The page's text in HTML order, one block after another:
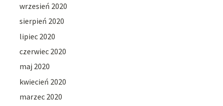
wrzesień 2020
sierpień 2020
lipiec 2020
czerwiec 2020
maj 2020
kwiecień 2020
marzec 2020